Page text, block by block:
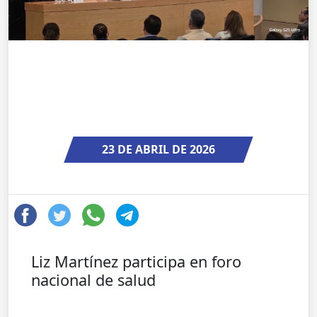
23 DE ABRIL DE 2026
Liz Martínez participa en foro
nacional de salud